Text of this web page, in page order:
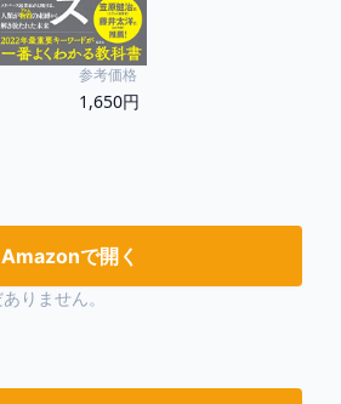
参考価格
1,650円
Amazonで開く
りません。